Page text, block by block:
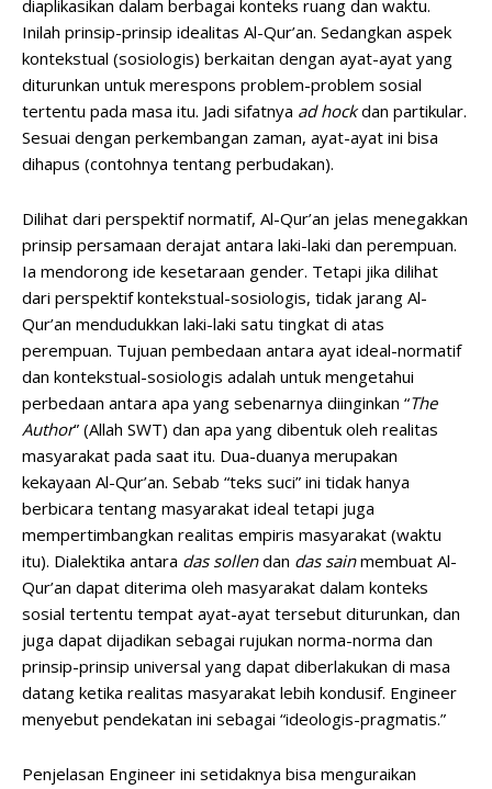
diaplikasikan dalam berbagai konteks ruang dan waktu.
Inilah prinsip-prinsip idealitas Al-Qur’an. Sedangkan aspek
kontekstual (sosiologis) berkaitan dengan ayat-ayat yang
diturunkan untuk merespons problem-problem sosial
tertentu pada masa itu. Jadi sifatnya ad hockdan partikular.
Sesuai dengan perkembangan zaman, ayat-ayat ini bisa
dihapus (contohnya tentang perbudakan).
Dilihat dari perspektif normatif, Al-Qur’an jelas menegakkan
prinsip persamaan derajat antara laki-laki dan perempuan.
Ia mendorong ide kesetaraan gender. Tetapi jika dilihat
dari perspektif kontekstual-sosiologis, tidak jarang Al-
Qur’an mendudukkan laki-laki satu tingkat di atas
perempuan. Tujuan pembedaan antara ayat ideal-normatif
dan kontekstual-sosiologis adalah untuk mengetahui
perbedaan antara apa yang sebenarnya diinginkan “The
Author” (Allah SWT) dan apa yang dibentuk oleh realitas
masyarakat pada saat itu. Dua-duanya merupakan
kekayaan Al-Qur’an. Sebab “teks suci” ini tidak hanya
berbicara tentang masyarakat ideal tetapi juga
mempertimbangkan realitas empiris masyarakat (waktu
itu). Dialektika antara das sollendan das sainmembuat Al-
Qur’an dapat diterima oleh masyarakat dalam konteks
sosial tertentu tempat ayat-ayat tersebut diturunkan, dan
juga dapat dijadikan sebagai rujukan norma-norma dan
prinsip-prinsip universal yang dapat diberlakukan di masa
datang ketika realitas masyarakat lebih kondusif. Engineer
menyebut pendekatan ini sebagai “ideologis-pragmatis.”
Penjelasan Engineer ini setidaknya bisa menguraikan